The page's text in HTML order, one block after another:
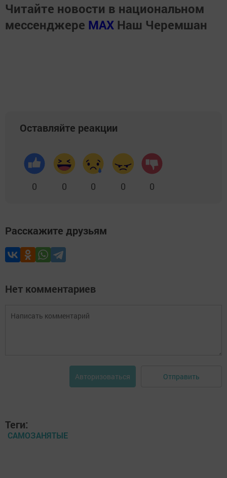
Читайте новости в национальном
мессенджере MАХ Наш Черемшан
Оставляйте реакции
0 0 0 0 0
Расскажите друзьям
Нет комментариев
Авторизоваться Отправить
Теги:
САМОЗАНЯТЫЕ